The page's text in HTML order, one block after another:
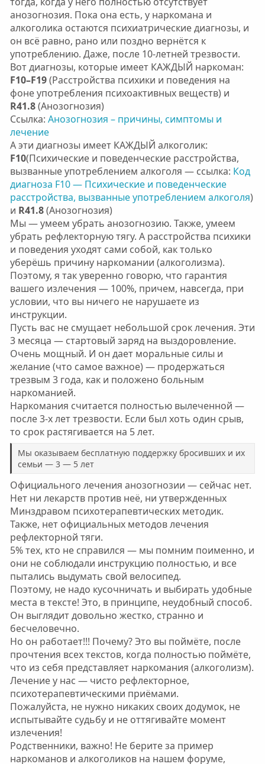
анозогнозия. Пока она есть, у наркомана и
алкоголика остаются психиатрические диагнозы, и
он всё равно, рано или поздно вернётся к
употреблению. Даже, после 10-летней трезвости.
Вот диагнозы, которые имеет КАЖДЫЙ наркоман:
F10–F19(Расстройства психики и поведения на
фоне употребления психоактивных веществ) и
R41.8(Анозогнозия)
Ссылка: Анозогнозия – причины, симптомы и
лечение
А эти диагнозы имеет КАЖДЫЙ алкоголик:
F10(Психические и поведенческие расстройства,
вызванные употреблением алкоголя — ссылка: Код
диагноза F10 — Психические и поведенческие
расстройства, вызванные употреблением алкоголя)
и R41.8(Анозогнозия)
Мы — умеем убрать анозогнозию. Также, умеем
убрать рефлекторную тягу. А расстройства психики
и поведения уходят сами собой, как только
уберёшь причину наркомании (алкоголизма).
Поэтому, я так уверенно говорю, что гарантия
вашего излечения — 100%, причем, навсегда, при
условии, что вы ничего не нарушаете из
инструкции.
Пусть вас не смущает небольшой срок лечения. Эти
3 месяца — стартовый заряд на выздоровление.
Очень мощный. И он дает моральные силы и
желание (что самое важное) — продержаться
трезвым 3 года, как и положено больным
наркоманией.
Наркомания считается полностью вылеченной —
после 3-х лет трезвости. Если был хоть один срыв,
то срок растягивается на 5 лет.
Мы оказываем бесплатную поддержку бросивших и их
семьи — 3 — 5 лет
Официального лечения анозогнозии — сейчас нет.
Нет ни лекарств против неё, ни утвержденных
Минздравом психотерапевтических методик.
Также, нет официальных методов лечения
рефлекторной тяги.
5% тех, кто не справился — мы помним поименно, и
они не соблюдали инструкцию полностью, и все
пытались выдумать свой велосипед.
Поэтому, не надо кусочничать и выбирать удобные
места в тексте! Это, в принципе, неудобный способ.
Он выглядит довольно жестко, странно и
бесчеловечно.
Но он работает!!! Почему? Это вы поймёте, после
прочтения всех текстов, когда полностью поймёте,
что из себя представляет наркомания (алкоголизм).
Лечение у нас — чисто рефлекторное,
психотерапевтическими приёмами.
Пожалуйста, не нужно никаких своих додумок, не
испытывайте судьбу и не оттягивайте момент
излечения!
Родственники, важно! Не берите за пример
наркоманов и алкоголиков на нашем форуме,